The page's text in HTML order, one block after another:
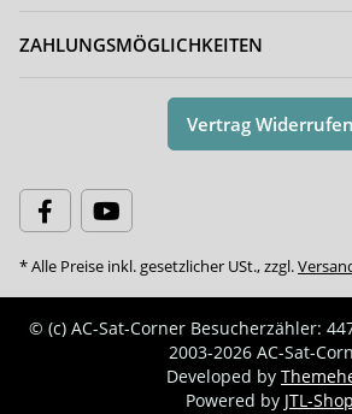
ZAHLUNGSMÖGLICHKEITEN
Vertrag Widerrufen
* Alle Preise inkl. gesetzlicher USt., zzgl.
© (c) AC-Sat-Corner Besucherzähler:
2003-2026 AC-Sat-
Developed by
Powered by JTL-Shop